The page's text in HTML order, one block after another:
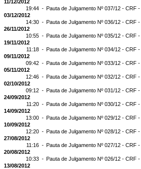
11/12/2012
19:44 - Pauta de Julgamento Nº 037/12 - CRF
03/12/2012
14:30 - Pauta de Julgamento Nº 036/12 - CRF
26/11/2012
10:55 - Pauta de Julgamento Nº 035/12 - CRF
19/11/2012
11:18 - Pauta de Julgamento Nº 034/12 - CRF
09/11/2012
09:42 - Pauta de Julgamento Nº 033/12 - CRF
05/11/2012
12:46 - Pauta de Julgamento Nº 032/12 - CRF
02/10/2012
09:12 - Pauta de Julgamento Nº 031/12 - CRF
24/09/2012
11:20 - Pauta de Julgamento Nº 030/12 - CRF
14/09/2012
13:00 - Pauta de Julgamento Nº 029/12 - CRF
10/09/2012
12:20 - Pauta de Julgamento Nº 028/12 - CRF
27/08/2012
11:16 - Pauta de Julgamento Nº 027/12 - CRF
20/08/2012
10:33 - Pauta de Julgamento Nº 026/12 - CRF
13/08/2012